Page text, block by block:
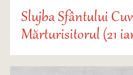
Slujba Sfântului
Mărturisitorul (21